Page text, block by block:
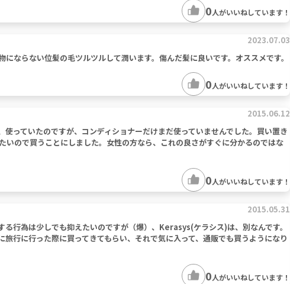
0人がいいねしています！
2023.07.03
ならない位髪の毛ツルツルして潤います。傷んだ髪に良いです。オススメです。
0人がいいねしています！
2015.06.12
っていたのですが、コンディショナーだけまだ使っていませんでした。買い置き
ので買うことにしました。女性の方なら、これの良さがすぐに分かるのではな
0人がいいねしています！
2015.05.31
行為は少しでも抑えたいのですが（爆）、Kerasys(ケラシス)は、別なんです。
行に行った際に買ってきてもらい、それで気に入って、通販でも買うようになり
0人がいいねしています！